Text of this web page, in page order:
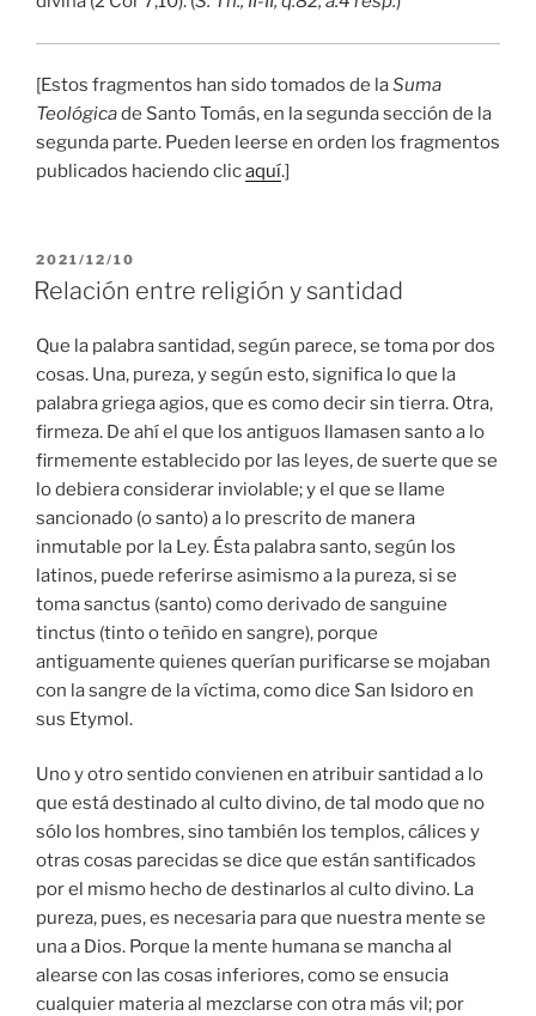
[Estos fragmentos han sido tomados de laSuma
Teológicade Santo Tomás, en la segunda sección de la
segunda parte. Pueden leerse en orden los fragmentos
publicados haciendo clicaquí.]
PUBLICADO
EL
2021/12/10
Relación entre religión y santidad
Que la palabra santidad, según parece, se toma por dos
cosas. Una, pureza, y según esto, significa lo que la
palabra griega agios, que es como decir sin tierra. Otra,
firmeza. De ahí el que los antiguos llamasen santo a lo
firmemente establecido por las leyes, de suerte que se
lo debiera considerar inviolable; y el que se llame
sancionado (o santo) a lo prescrito de manera
inmutable por la Ley. Ésta palabra santo, según los
latinos, puede referirse asimismo a la pureza, si se
toma sanctus (santo) como derivado de sanguine
tinctus (tinto o teñido en sangre), porque
antiguamente quienes querían purificarse se mojaban
con la sangre de la víctima, como dice San Isidoro en
sus Etymol.
Uno y otro sentido convienen en atribuir santidad a lo
que está destinado al culto divino, de tal modo que no
sólo los hombres, sino también los templos, cálices y
otras cosas parecidas se dice que están santificados
por el mismo hecho de destinarlos al culto divino. La
pureza, pues, es necesaria para que nuestra mente se
una a Dios. Porque la mente humana se mancha al
alearse con las cosas inferiores, como se ensucia
cualquier materia al mezclarse con otra más vil; por